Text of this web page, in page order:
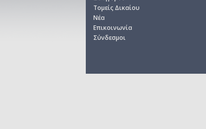
Το­μείς Δι­καί­ου
Νέα
Επι­κοι­νω­νία
Σύν­δε­σμοι